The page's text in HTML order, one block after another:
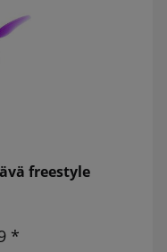
freestyle
*